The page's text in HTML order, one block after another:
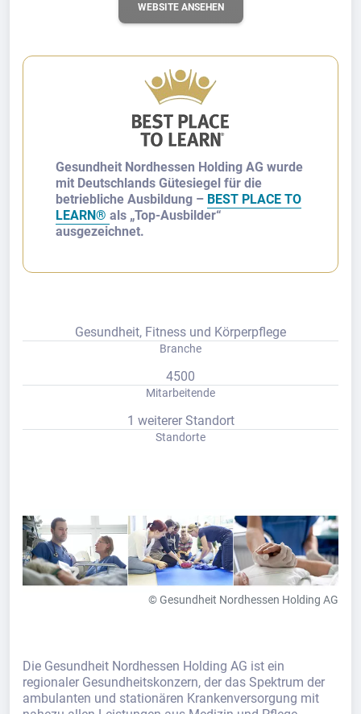
WEBSITE ANSEHEN
Gesundheit Nordhessen Holding AG wurde
mit Deutschlands Gütesiegel für die
betriebliche Ausbildung – BEST PLACE TO
LEARN® als „Top-Ausbilder“
ausgezeichnet.
Gesundheit, Fitness und Körperpflege
Branche
4500
Mitarbeitende
1 weiterer Standort
Standorte
© Gesundheit Nordhessen Holding AG
Die Gesundheit Nordhessen Holding AG ist ein
regionaler Gesundheitskonzern, der das Spektrum der
ambulanten und stationären Krankenversorgung mit